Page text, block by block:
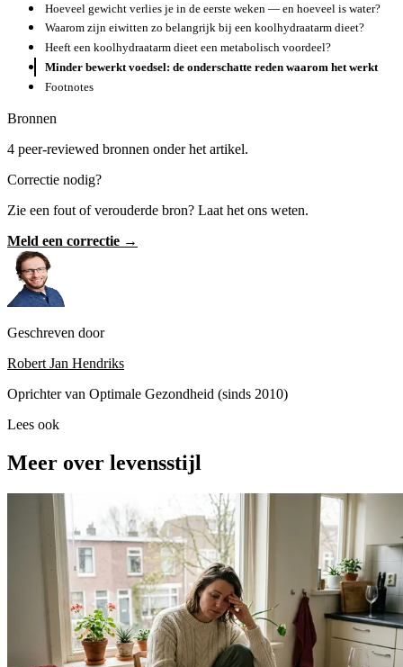
Hoeveel gewicht verlies je in de eerste weken — en hoeveel is water?
Waarom zijn eiwitten zo belangrijk bij een koolhydraatarm dieet?
Heeft een koolhydraatarm dieet een metabolisch voordeel?
Minder bewerkt voedsel: de onderschatte reden waarom het werkt
Footnotes
Bronnen
4 peer-reviewed bronnen onder het artikel.
Correctie nodig?
Zie een fout of verouderde bron? Laat het ons weten.
Meld een correctie →
Geschreven door
Robert Jan Hendriks
Oprichter van Optimale Gezondheid (sinds 2010)
Lees ook
Meer over levensstijl